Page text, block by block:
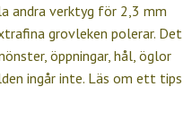
andra verktyg för 2,3 mm
grovleken polerar. Det
öppningar, hål, öglor
ingår inte. Läs om ett tips